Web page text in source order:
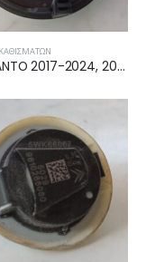
KIA PICANTO 2017-2024, 2024- ΑΙΣΘΗΤΗΡΑΣ ΚΡΟΥΣΗΣ AIRBAG 95920-G6100